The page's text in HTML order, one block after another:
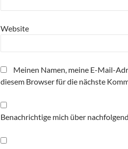
Website
Meinen Namen, meine E-Mail-
diesem Browser für die nächste
Benachrichtige mich über